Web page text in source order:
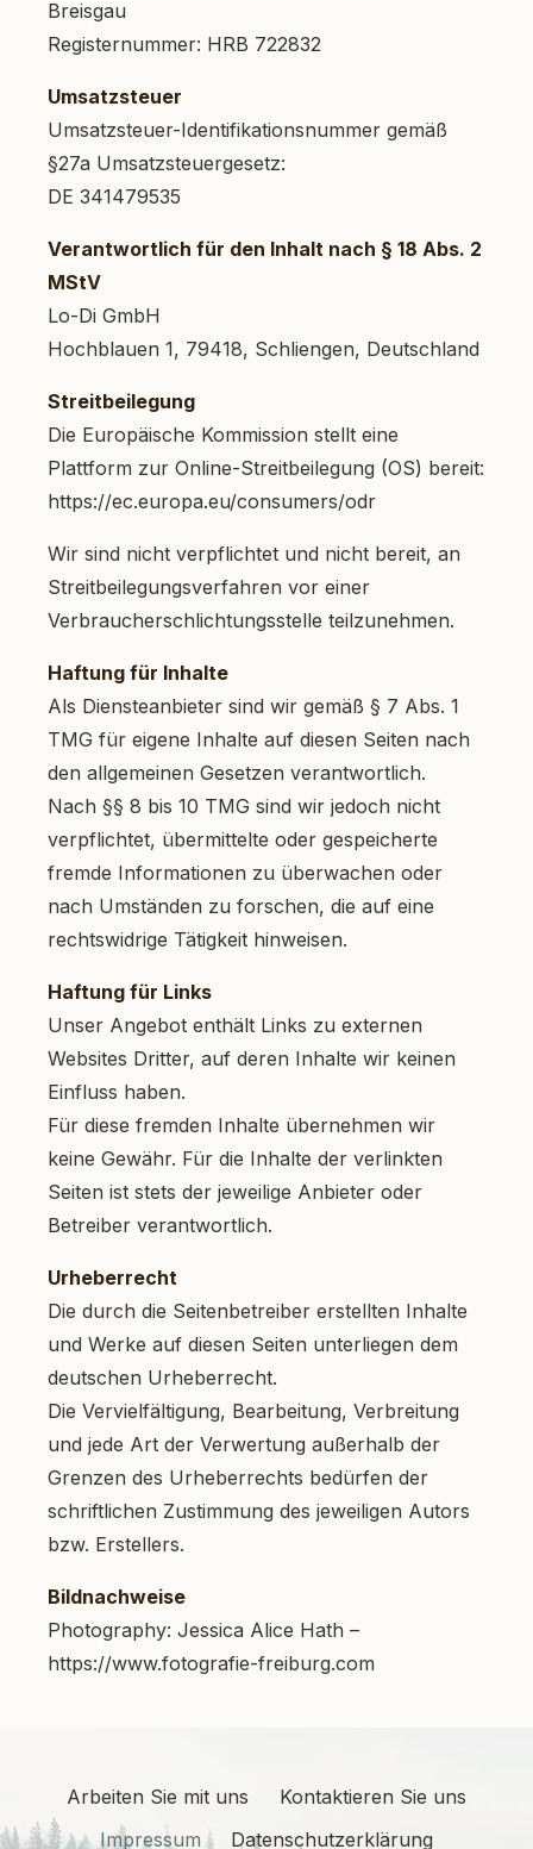
Breisgau
Registernummer: HRB 722832
Umsatzsteuer
Umsatzsteuer-Identifikationsnummer gemäß
§27a Umsatzsteuergesetz:
DE 341479535
Verantwortlich für den Inhalt nach § 18 Abs. 2
MStV
Lo-Di GmbH
Hochblauen 1, 79418, Schliengen, Deutschland
Streitbeilegung
Die Europäische Kommission stellt eine
Plattform zur Online-Streitbeilegung (OS) bereit:
https://ec.europa.eu/consumers/odr
Wir sind nicht verpflichtet und nicht bereit, an
Streitbeilegungsverfahren vor einer
Verbraucherschlichtungsstelle teilzunehmen.
Haftung für Inhalte
Als Diensteanbieter sind wir gemäß § 7 Abs. 1
TMG für eigene Inhalte auf diesen Seiten nach
den allgemeinen Gesetzen verantwortlich.
Nach §§ 8 bis 10 TMG sind wir jedoch nicht
verpflichtet, übermittelte oder gespeicherte
fremde Informationen zu überwachen oder
nach Umständen zu forschen, die auf eine
rechtswidrige Tätigkeit hinweisen.
Haftung für Links
Unser Angebot enthält Links zu externen
Websites Dritter, auf deren Inhalte wir keinen
Einfluss haben.
Für diese fremden Inhalte übernehmen wir
keine Gewähr. Für die Inhalte der verlinkten
Seiten ist stets der jeweilige Anbieter oder
Betreiber verantwortlich.
Urheberrecht
Die durch die Seitenbetreiber erstellten Inhalte
und Werke auf diesen Seiten unterliegen dem
deutschen Urheberrecht.
Die Vervielfältigung, Bearbeitung, Verbreitung
und jede Art der Verwertung außerhalb der
Grenzen des Urheberrechts bedürfen der
schriftlichen Zustimmung des jeweiligen Autors
bzw. Erstellers.
Bildnachweise
Photography: Jessica Alice Hath –
https://www.fotografie-freiburg.com
Arbeiten Sie mit uns
Kontaktieren Sie uns
Impressum
Datenschutzerklärung